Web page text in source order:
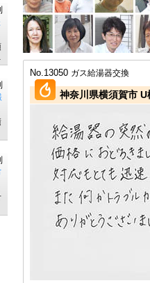
No.13050 ガス給湯器交換
神奈川県横須賀市 U